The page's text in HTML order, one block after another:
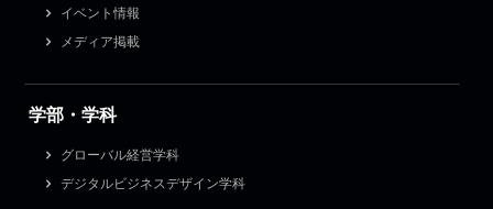
イベント情報
メディア掲載
学部・学科
グローバル経営学科
デジタルビジネスデザイン学科